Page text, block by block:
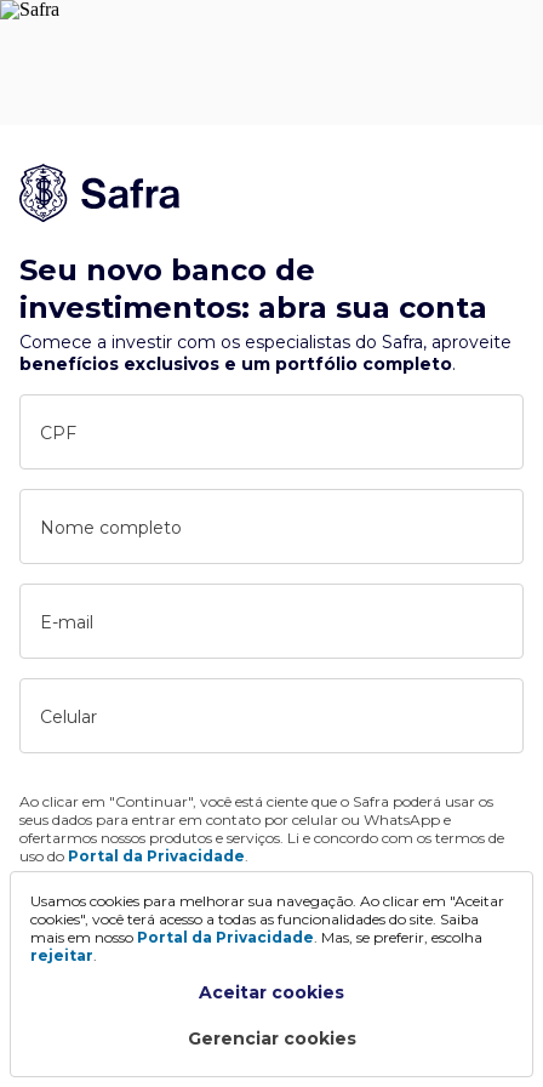
Seu novo banco de
investimentos: abra sua conta
Comece a investir com os especialistas do Safra, aproveite
benefícios exclusivos e um portfólio completo.
CPF
Nome completo
E-mail
Celular
Ao clicar em "Continuar", você está ciente que o Safra poderá usar os
seus dados para entrar em contato por celular ou WhatsApp e
ofertarmos nossos produtos e serviços. Li e concordo com os termos de
uso do Portal da Privacidade.
Continuar
Usamos cookies para melhorar sua navegação. Ao clicar em "Aceitar
cookies", você terá acesso a todas as funcionalidades do site. Saiba
mais em nosso Portal da Privacidade. Mas, se preferir, escolha
rejeitar.
Aceitar cookies
Gerenciar cookies